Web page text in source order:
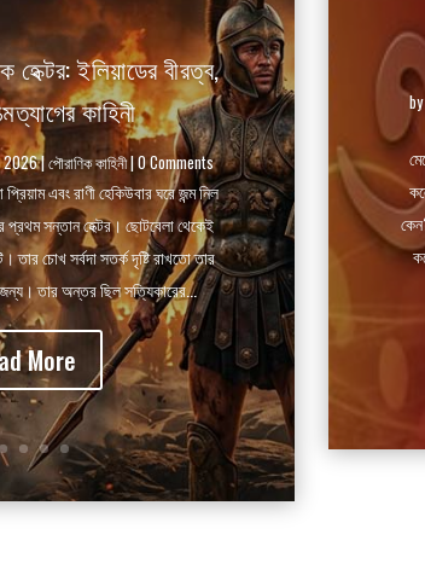
হেক্টর: ইলিয়াডের বীরত্ব,
কাহিনী
2026|পৌরাণিক কাহিনী| 0 Comments
এবং রাণী হেকিউবার ঘরে জন্ম নিল
সন্তান হেক্টর। ছোটবেলা থেকেই
তার চোখ সর্বদা সতর্ক দৃষ্টি রাখতো তার
জন্য। তার অন্তর ছিল সত্যিকারের...
More
by